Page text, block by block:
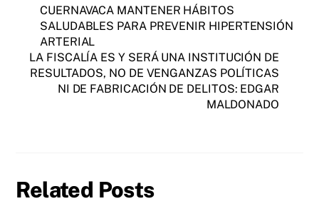
CUERNAVACA MANTENER HÁBITOS
SALUDABLES PARA PREVENIR HIPERTENSIÓN
ARTERIAL
LA FISCALÍA ES Y SERÁ UNA INSTITUCIÓN DE
RESULTADOS, NO DE VENGANZAS POLÍTICAS
NI DE FABRICACIÓN DE DELITOS: EDGAR
MALDONADO
Related Posts